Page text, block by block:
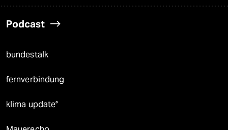
Podcast
bundestalk
fernverbindung
klima update°